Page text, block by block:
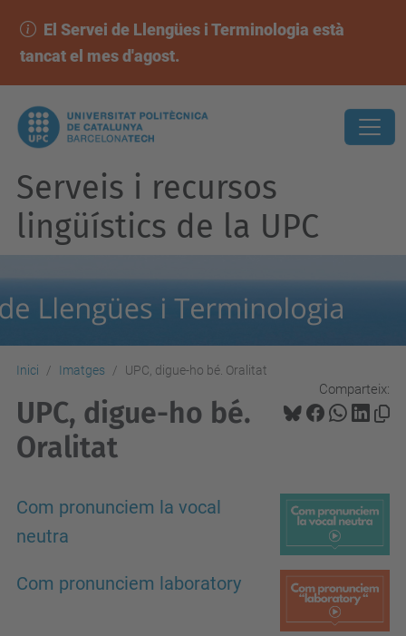
El Servei de Llengües i Terminologia està
tancat el mes d'agost.
Serveis i recursos
lingüístics de la UPC
Inici Imatges UPC, digue-ho bé. Oralitat
Comparteix:
UPC, digue-ho bé.
Oralitat
Com pronunciem la vocal
neutra
Com pronunciem laboratory